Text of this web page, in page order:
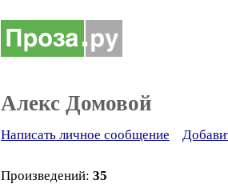
Алекс Домовой
Написать личное сообщение
Произведений: 35